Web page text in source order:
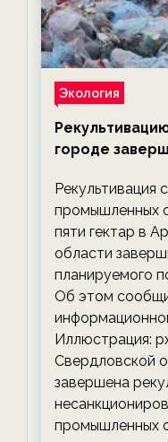
Экология
городе
экологии на
Рекультивация
промышленных
пяти гектар в
области
планируемого
Об этом
Иллюстрация:
Свердловской
завершена
промышленных